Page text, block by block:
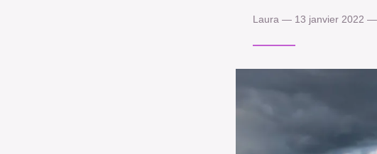
Laura — 13 janvier 2022 —